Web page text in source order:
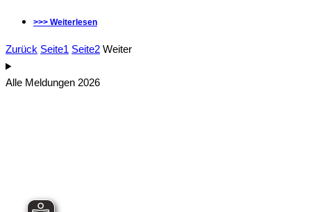
>>> Weiterlesen
Zurück Seite1 Seite2 Weiter
Alle Meldungen 2026